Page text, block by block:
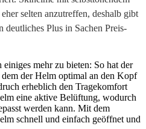
selten anzutreffen, deshalb gibt
Plus in Sachen Preis-
mehr zu bieten: So hat der
der Helm optimal an den Kopf
erheblich den Tragekomfort
eine aktive Belüftung, wodurch
werden kann. Mit dem
schnell und einfach geöffnet und